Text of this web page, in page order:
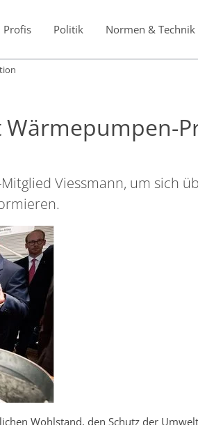
Profis Politik Normen & Technik
Viessmann, um sich
Wohlstand, den Schutz der